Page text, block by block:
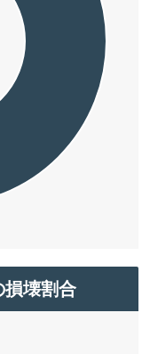
損壊割合